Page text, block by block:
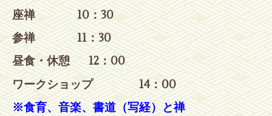
座禅 10：30
参禅11：30
昼食・休憩 12：00
ワークショップ 14：00
※食育、音楽、書道（写経）と禅